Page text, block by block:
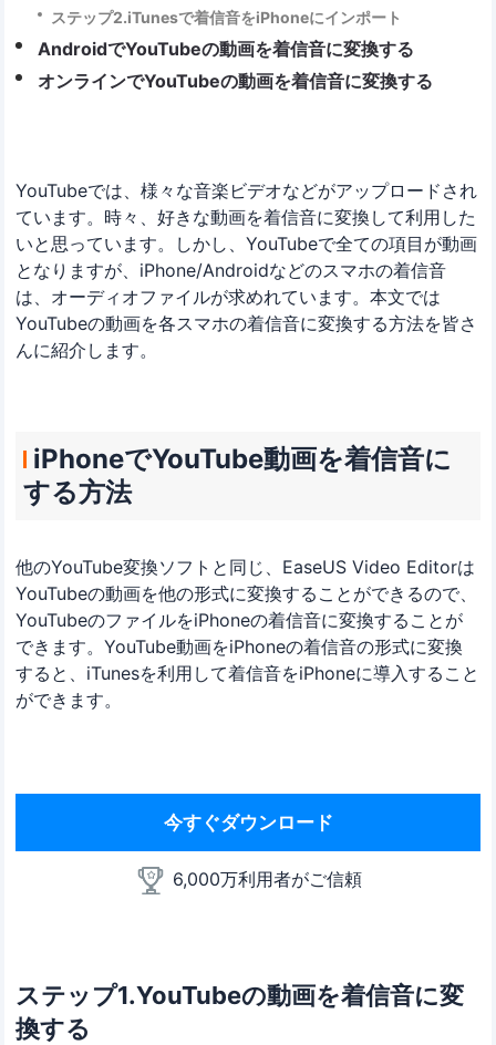
ステップ2.iTunesで着信音をiPhoneにインポート
AndroidでYouTubeの動画を着信音に変換する
オンラインでYouTubeの動画を着信音に変換する
YouTubeでは、様々な音楽ビデオなどがアップロードされ
ています。時々、好きな動画を着信音に変換して利用した
いと思っています。しかし、YouTubeで全ての項目が動画
となりますが、iPhone/Androidなどのスマホの着信音
は、オーディオファイルが求めれています。本文では
YouTubeの動画を各スマホの着信音に変換する方法を皆さ
んに紹介します。
iPhoneでYouTube動画を着信音に
する方法
他のYouTube変換ソフトと同じ、EaseUS Video Editorは
YouTubeの動画を他の形式に変換することができるので、
YouTubeのファイルをiPhoneの着信音に変換することが
できます。YouTube動画をiPhoneの着信音の形式に変換
すると、iTunesを利用して着信音をiPhoneに導入すること
ができます。
今すぐダウンロード
6,000万利用者がご信頼
ステップ1.YouTubeの動画を着信音に変
換する